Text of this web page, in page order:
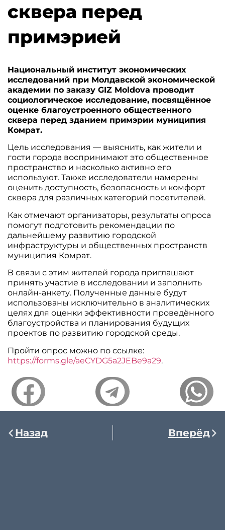
сквера перед
примэрией
Национальный институт экономических
исследований при Молдавской экономической
академии по заказу GIZ Moldova проводит
социологическое исследование, посвящённое
оценке благоустроенного общественного
сквера перед зданием примэрии муниципия
Комрат.
Цель исследования — выяснить, как жители и
гости города воспринимают это общественное
пространство и насколько активно его
используют. Также исследователи намерены
оценить доступность, безопасность и комфорт
сквера для различных категорий посетителей.
Как отмечают организаторы, результаты опроса
помогут подготовить рекомендации по
дальнейшему развитию городской
инфраструктуры и общественных пространств
муниципия Комрат.
В связи с этим жителей города приглашают
принять участие в исследовании и заполнить
онлайн-анкету. Полученные данные будут
использованы исключительно в аналитических
целях для оценки эффективности проведённого
благоустройства и планирования будущих
проектов по развитию городской среды.
Пройти опрос можно по ссылке:
https://forms.gle/aeCYDG5a2JEBe9a29.
Назад Вперёд